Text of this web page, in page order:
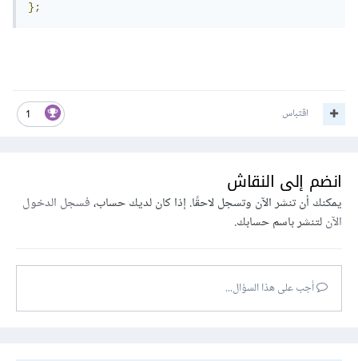
};
1 اقتباس
انضم إلى النقاش
يمكنك أن تنشر الآن وتسجل لاحقًا. إذا كان لديك حساب،فسجل الدخول
الآنلتنشر باسم حسابك.
أجب على هذا السؤال...